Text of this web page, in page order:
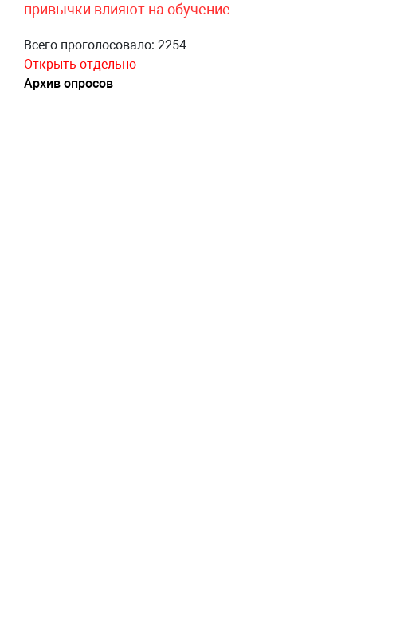
привычки влияют на обучение
Всего проголосовало: 2254
Открыть отдельно
Архив опросов